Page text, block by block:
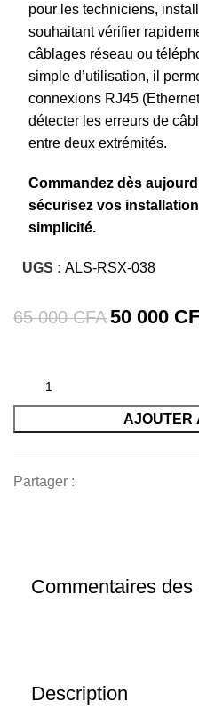
pour les techniciens,
souhaitant vérifier
câblages réseau ou
simple d’utilisation, il
connexions RJ45
détecter les erreurs de
entre deux extrémités.
Commandez dès
sécurisez vos
simplicité.
UGS : ALS-RSX-038
65 000CFA50 000
AJOUTER
Partager :
Description
Commentaires des